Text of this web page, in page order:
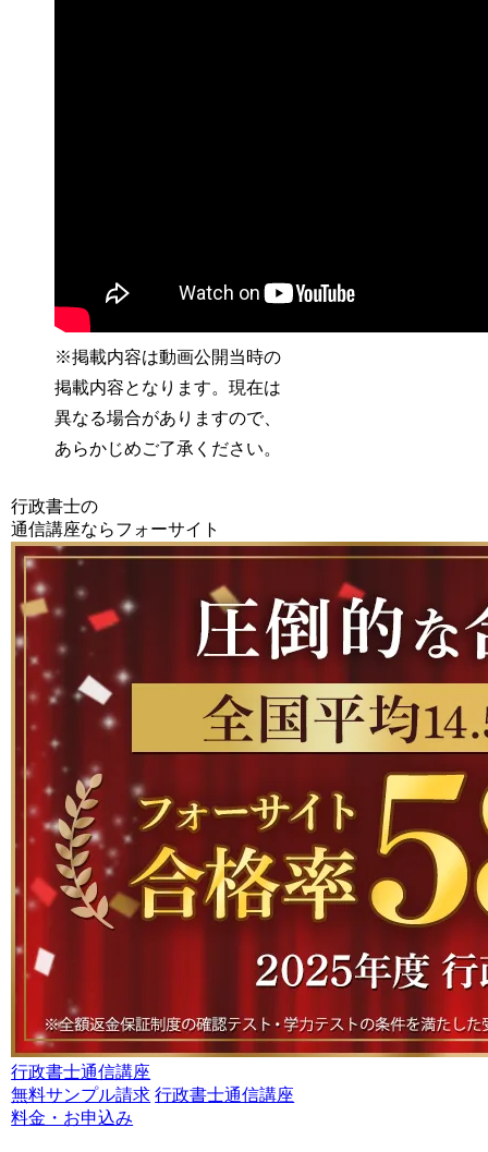
※掲載内容は動画公開当時の
掲載内容となります。現在は
異なる場合がありますので、
あらかじめご了承ください。
行政書士の
通信講座ならフォーサイト
行政書士通信講座
無料サンプル請求 行政書士通信講座
料金・お申込み